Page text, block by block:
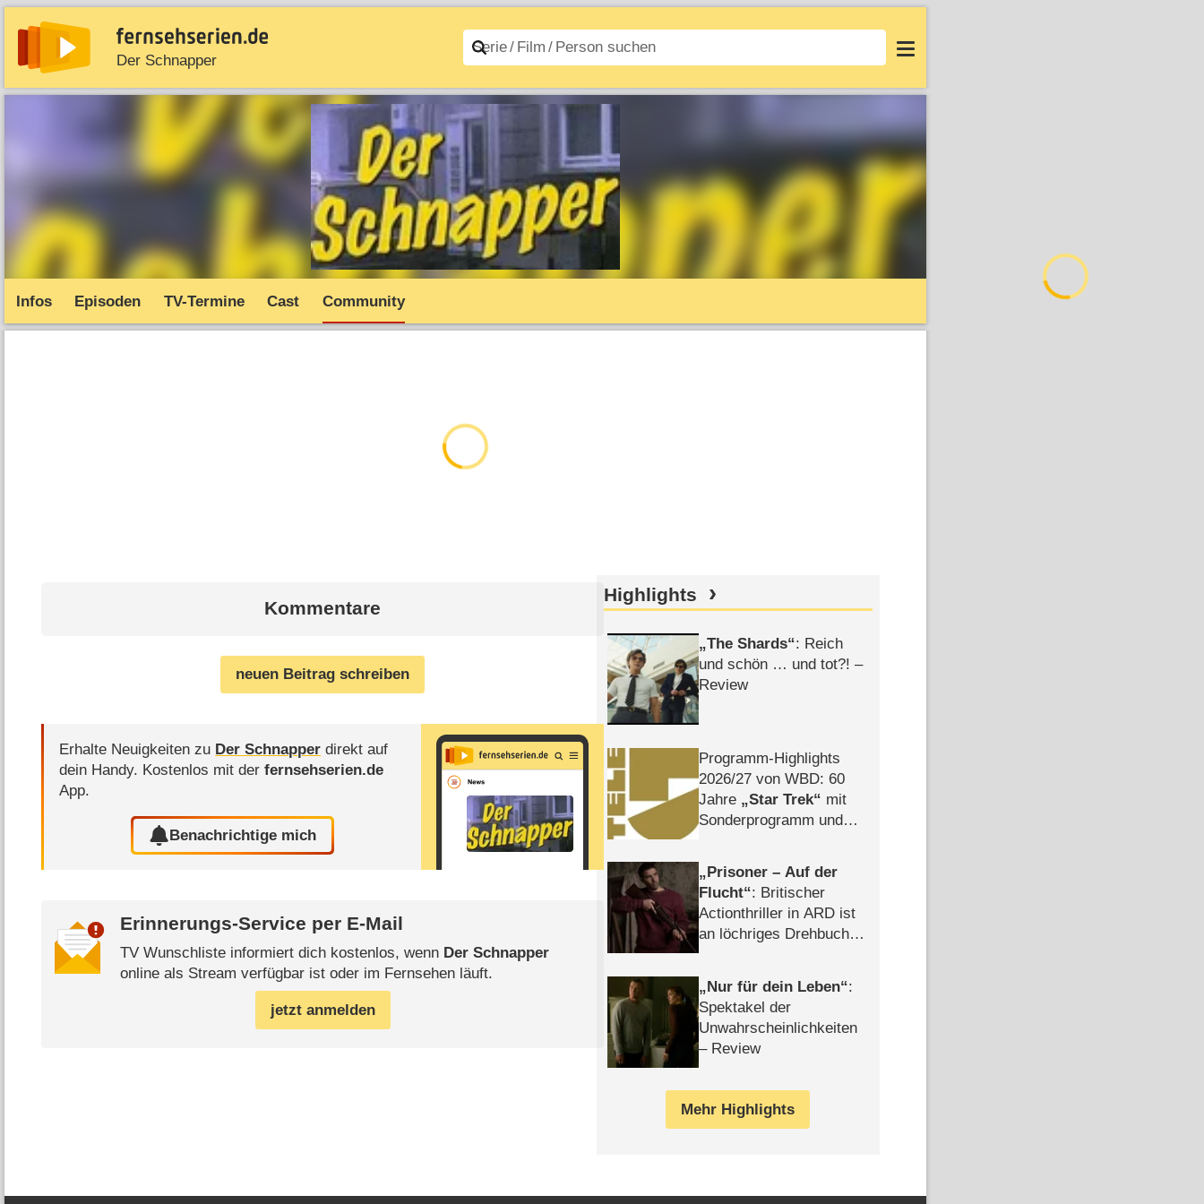
Der Schnapper
News Entdecken Streaming Filme A–Z Login
Infos Episoden TV-Termine Cast Community
Kommentare
neuen Beitrag schreiben
Erhalte Neuigkeiten zu Der Schnapper direkt auf
dein Handy. Kostenlos mit derfernsehserien.de
App.
Benachrichtige mich
Erinnerungs-Service per E-Mail
TV Wunschliste informiert dich kostenlos, wenn Der Schnapper
online als Stream verfügbar ist oder im Fernsehen läuft.
jetzt anmelden
Highlights
The Shards : Reich
und schön … und tot?! –
Review
Programm-Highlights
2026/​27 von WBD: 60
Jahre
Star Trek
mit
Sonderprogramm und
Prisoner – Auf der
Flucht : Britischer
Actionthriller in ARD ist
an löchriges Drehbuch
Nur für dein Leben :
Spektakel der
Unwahrscheinlichkeiten
– Review
Mehr Highlights